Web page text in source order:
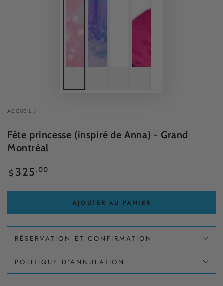
ACCUEIL /
Fête princesse (inspiré de Anna) - Grand
Montréal
Prix
normal
$ 325 .00
AJOUTER AU PANIER
RÉSERVATION ET CONFIRMATION
POLITIQUE D’ANNULATION